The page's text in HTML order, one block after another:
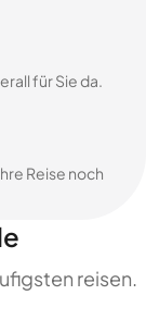
für Sie da.
Reise noch
reisen.